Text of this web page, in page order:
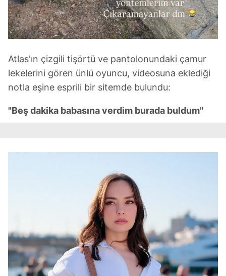
Atlas'ın çizgili tişörtü ve pantolonundaki çamur
lekelerini gören ünlü oyuncu, videosuna eklediği
notla eşine esprili bir sitemde bulundu:
"Beş dakika babasına verdim burada buldum"